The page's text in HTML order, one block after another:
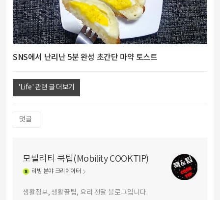
SNS에서 난리난 5분 완성 초간단 마약 토스트
'Life' 관련 글 더보기
댓글
모빌리티 쿡팁(Mobility COOKTIP)
리빙 분야 크리에이터
생활정보, 생활꿀팁, 요리 전달 블로그입니다.